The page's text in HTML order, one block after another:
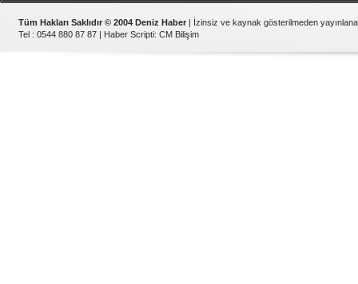
Tüm Hakları Saklıdır © 2004 Deniz Haber | İzinsiz ve kaynak gösterilmeden
Tel : 0544 880 87 87 | Haber Scripti: CM Bilişim